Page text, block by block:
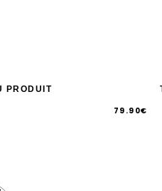
PRODUIT
79.90€
/